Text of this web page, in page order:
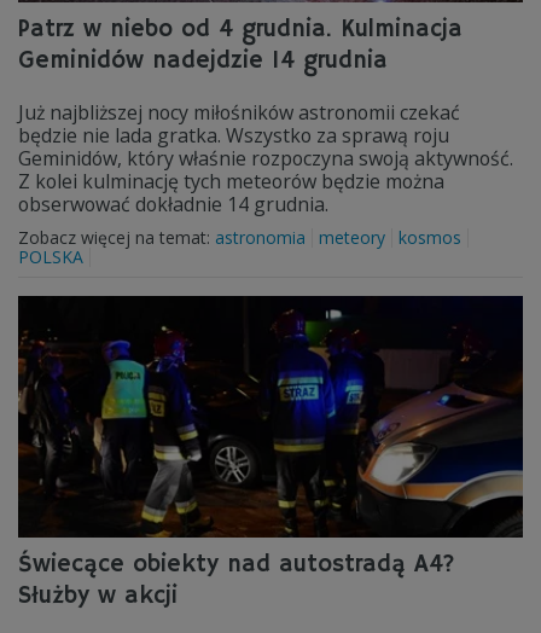
Patrz w niebo od 4 grudnia. Kulminacja
Geminidów nadejdzie 14 grudnia
Już najbliższej nocy miłośników astronomii czekać
będzie nie lada gratka. Wszystko za sprawą roju
Geminidów, który właśnie rozpoczyna swoją aktywność.
Z kolei kulminację tych meteorów będzie można
obserwować dokładnie 14 grudnia.
Zobacz więcej na temat: astronomia meteory
kosmos
POLSKA
Świecące obiekty nad autostradą A4?
Służby w akcji